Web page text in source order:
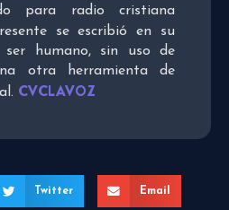
para radio cristiana
se escribió en su
humano, sin uso de
otra herramienta de
CVCLAVOZ
Twitter Email